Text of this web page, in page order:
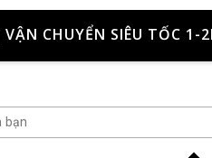
VẬN CHUYỂN SIÊU TỐC